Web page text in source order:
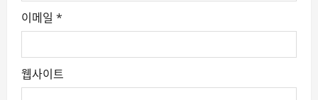
이메일 *
웹사이트